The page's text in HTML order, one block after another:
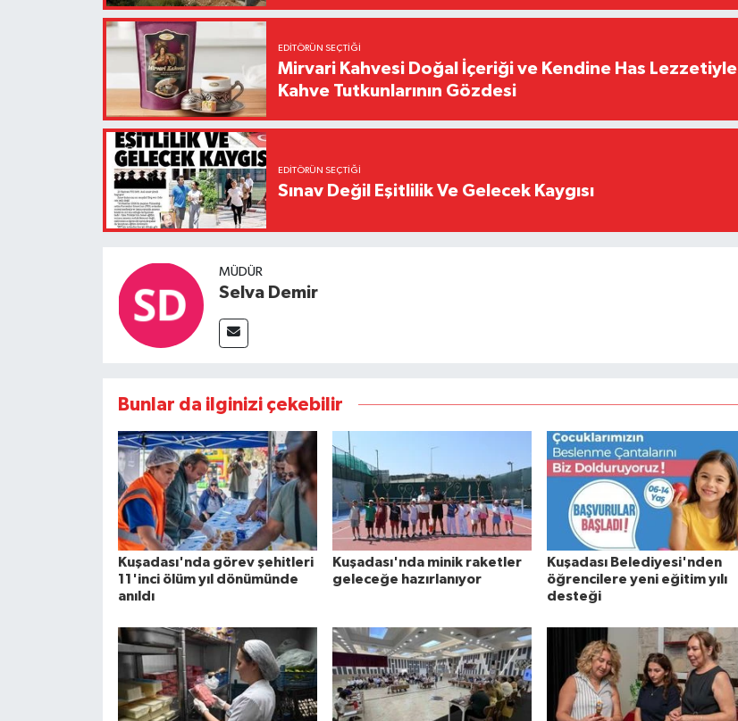
EDITÖRÜN SEÇTIĞI
Mirvari Kahvesi Doğal İçeriği ve Kendine Has Lezzetiyle
Kahve Tutkunlarının Gözdesi
EDITÖRÜN SEÇTIĞI
Sınav Değil Eşitlilik Ve Gelecek Kaygısı
MÜDÜR
Selva Demir
Bunlar da ilginizi çekebilir
Kuşadası'nda görev şehitleri
11'inci ölüm yıl dönümünde
anıldı
Kuşadası'nda minik raketler
geleceğe hazırlanıyor
Kuşadası Belediyesi'nden
öğrencilere yeni eğitim yılı
desteği